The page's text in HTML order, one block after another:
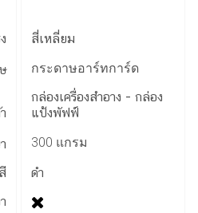
สี
สี่เหลี่ยม
กระดาษอาร์ทการ์ด
กล่องเครื่องสำอาง - กล่อง
แป้งพัฟฟ์
300 แกรม
ดำ